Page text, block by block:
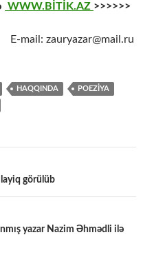
WWW.BİTİK.AZ >>>>>>
mail: zauryazar@mail.ru
HAQQINDA POEZİYA
görülüb
yazar Nazim Əhmədli ilə